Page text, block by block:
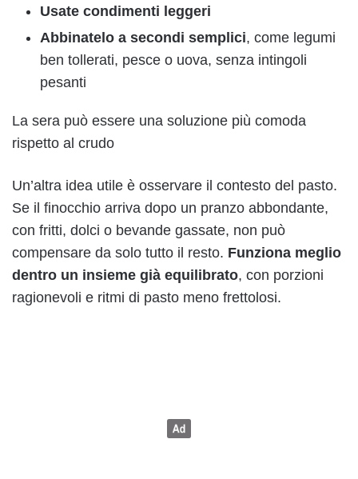
Usate condimenti leggeri
Abbinatelo a secondi semplici, come legumi
ben tollerati, pesce o uova, senza intingoli
pesanti
La sera può essere una soluzione più comoda
rispetto al crudo
Un’altra idea utile è osservare il contesto del pasto.
Se il finocchio arriva dopo un pranzo abbondante,
con fritti, dolci o bevande gassate, non può
compensare da solo tutto il resto. Funziona meglio
dentro un insieme già equilibrato, con porzioni
ragionevoli e ritmi di pasto meno frettolosi.